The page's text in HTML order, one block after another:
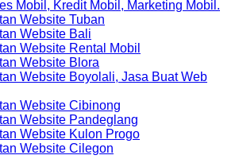
Mobil, Kredit Mobil, Marketing Mobil.
Website Tuban
Website Bali
Website Rental Mobil
Website Blora
Website Boyolali, Jasa Buat Web
Website Cibinong
Website Pandeglang
Website Kulon Progo
Website Cilegon